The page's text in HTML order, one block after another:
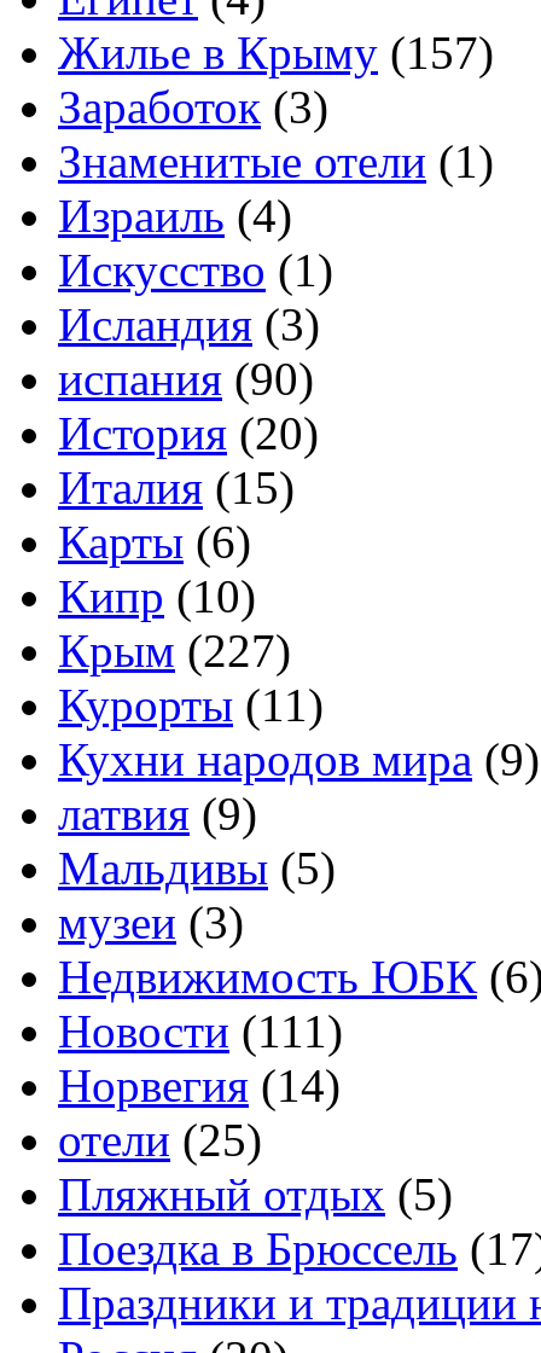
Жилье в Крыму (157)
Заработок (3)
Знаменитые отели (1)
Израиль (4)
Искусство (1)
Исландия (3)
испания (90)
История (20)
Италия (15)
Карты (6)
Кипр (10)
Крым (227)
Курорты (11)
Кухни народов мира (9)
латвия (9)
Мальдивы (5)
музеи (3)
Недвижимость ЮБК
Новости (111)
Норвегия (14)
отели (25)
Пляжный отдых (5)
Поездка в Брюссель
Праздники и традиции